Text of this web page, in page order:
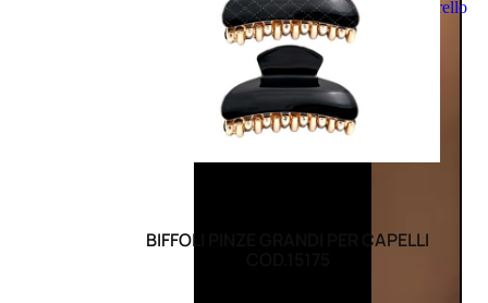
carrello
BIFFOLI PINZE GRANDI PER CAPELLI